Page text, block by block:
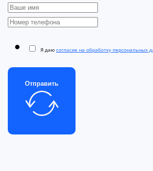
Я даю согласие на обработку персональных
Отправить